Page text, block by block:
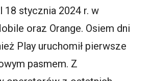
18 stycznia 2024 r. w
oraz Orange. Osiem dni
Play uruchomił pierwsze
pasmem. Z